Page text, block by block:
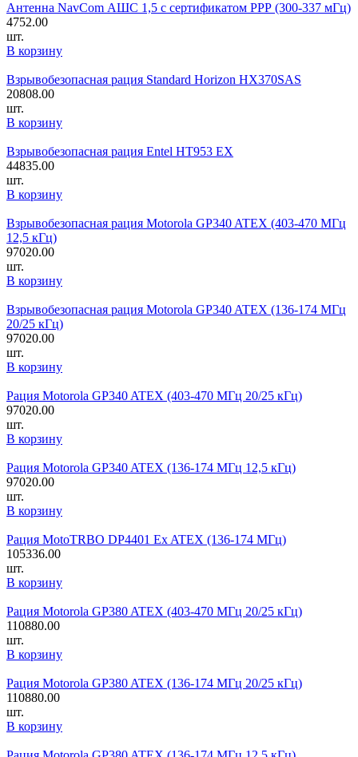
Антенна NavCom АШС 1,5 с сертификатом РРР (300-337 мГц)
4752.00
шт.
В корзину
Взрывобезопасная рация Standard Horizon HX370SAS
20808.00
шт.
В корзину
Взрывобезопасная рация Entel HT953 EX
44835.00
шт.
В корзину
Взрывобезопасная рация Motorola GP340 ATEX (403-470 МГц
12,5 кГц)
97020.00
шт.
В корзину
Взрывобезопасная рация Motorola GP340 ATEX (136-174 МГц
20/25 кГц)
97020.00
шт.
В корзину
Рация Motorola GP340 ATEX (403-470 МГц 20/25 кГц)
97020.00
шт.
В корзину
Рация Motorola GP340 ATEX (136-174 МГц 12,5 кГц)
97020.00
шт.
В корзину
Рация MotoTRBO DP4401 Ex ATEX (136-174 МГц)
105336.00
шт.
В корзину
Рация Motorola GP380 ATEX (403-470 МГц 20/25 кГц)
110880.00
шт.
В корзину
Рация Motorola GP380 ATEX (136-174 МГц 20/25 кГц)
110880.00
шт.
В корзину